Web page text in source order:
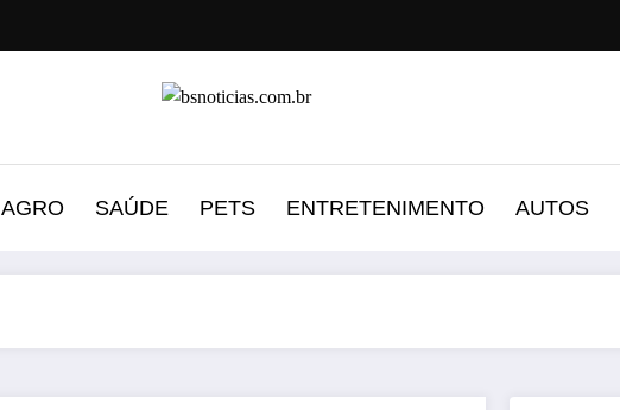
AGRO SAÚDE PETS ENTRETENIMENTO AUTOS